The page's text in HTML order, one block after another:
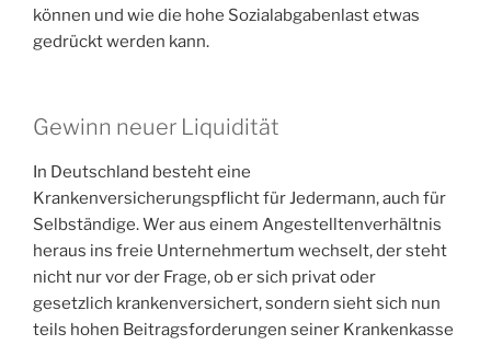
können und wie die hohe Sozialabgabenlast etwas
gedrückt werden kann.
Gewinn neuer Liquidität
In Deutschland besteht eine
Krankenversicherungspflicht für Jedermann, auch für
Selbständige. Wer aus einem Angestelltenverhältnis
heraus ins freie Unternehmertum wechselt, der steht
nicht nur vor der Frage, ob er sich privat oder
gesetzlich krankenversichert, sondern sieht sich nun
teils hohen Beitragsforderungen seiner Krankenkasse